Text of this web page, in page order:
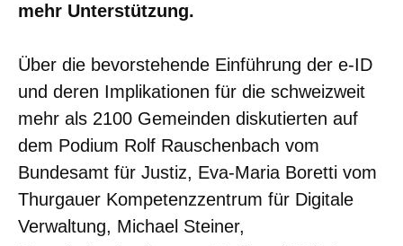
mehr Unterstützung.
Über die bevorstehende Einführung der e-ID
und deren Implikationen für die schweizweit
mehr als 2100 Gemeinden diskutierten auf
dem Podium Rolf Rauschenbach vom
Bundesamt für Justiz, Eva-Maria Boretti vom
Thurgauer Kompetenzzentrum für Digitale
Verwaltung, Michael Steiner,